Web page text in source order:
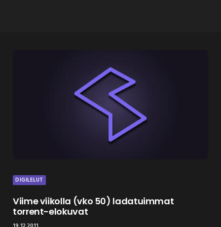
DIGILELUT
Viime viikolla (vko 50) ladatuimmat
torrent-elokuvat